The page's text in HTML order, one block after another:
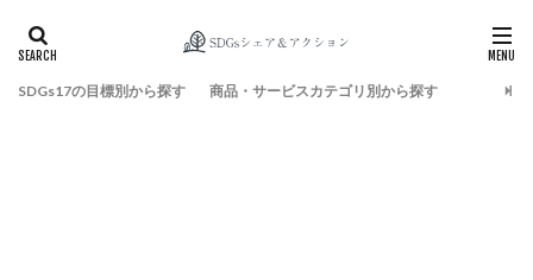
SDGs17の目標別から探す 商品・サービスカテゴリ別から探す
検索